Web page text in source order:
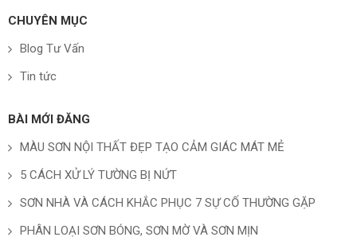
CHUYÊN MỤC
Blog Tư Vấn
Tin tức
BÀI MỚI ĐĂNG
MÀU SƠN NỘI THẤT ĐẸP TẠO CẢM GIÁC MÁT MẺ
5 CÁCH XỬ LÝ TƯỜNG BỊ NỨT
SƠN NHÀ VÀ CÁCH KHẮC PHỤC 7 SỰ CỐ THƯỜNG GẶP
PHÂN LOẠI SƠN BÓNG, SƠN MỜ VÀ SƠN MỊN